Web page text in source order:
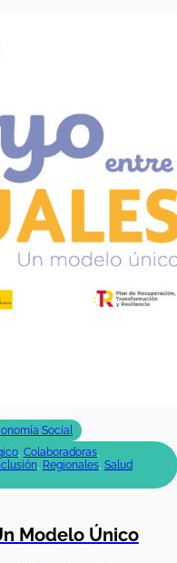
Social
, Colaboradoras,
, Regionales, Salud
Modelo Único